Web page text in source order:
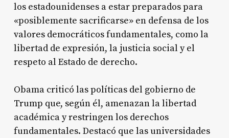
los estadounidenses a estar preparados para
«posiblemente sacrificarse» en defensa de los
valores democráticos fundamentales, como la
libertad de expresión, la justicia social y el
respeto al Estado de derecho.
Obama criticó las políticas del gobierno de
Trump que, según él, amenazan la libertad
académica y restringen los derechos
fundamentales. Destacó que las universidades